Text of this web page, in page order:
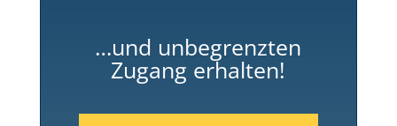
…und unbegrenzten
Zugang erhalten!